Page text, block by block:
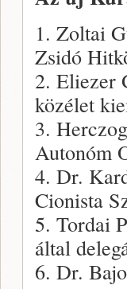
1. Zoltai
Zsidó
2. Eliezer
közélet
3.
Autonóm
4. Dr.
Cionista
5. Tordai
által
6. Dr.